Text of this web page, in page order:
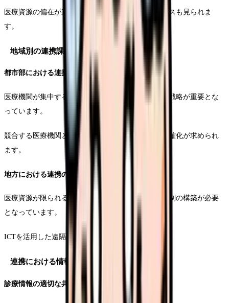
医療資源の偏在が連携構築に影響を与えているケースも見られま
す。
地域別の連携課題と特徴
都市部における連携の特徴
医療機関が集中する都市部では、差別化された連携戦略が重要とな
っています。
競合する医療機関との関係性構築には、専門性の明確化が求められ
ます。
地方における連携の特徴
医療資源が限られる地方では、より広域的な連携体制の構築が必要
となっています。
ICTを活用した遠隔連携の重要性が増しています。
連携における情報共有の重要性
診療情報の適切な共有